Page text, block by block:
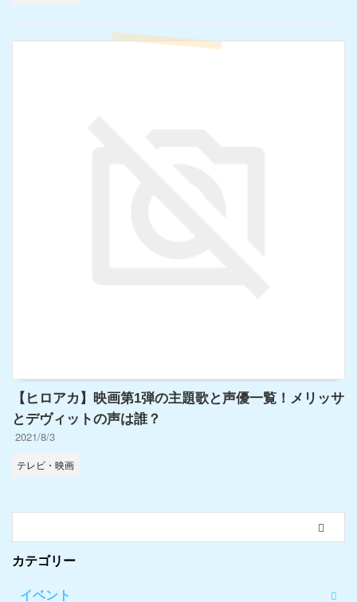
【ヒロアカ】映画第1弾の主題歌と声優一覧！メリッサ
とデヴィットの声は誰？
2021/8/3
テレビ・映画
カテゴリー
イベント